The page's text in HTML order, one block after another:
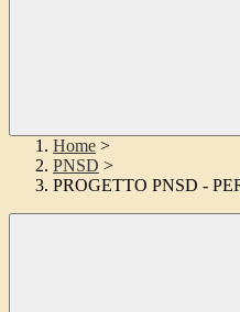
Home >
PNSD >
PROGETTO PNSD -